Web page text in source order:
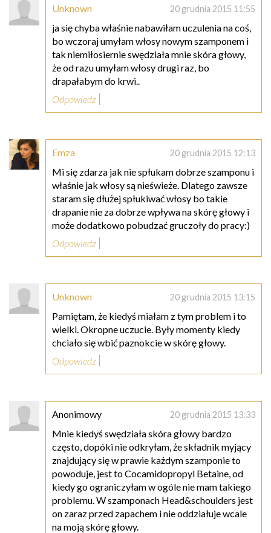
Unknown 20 grudnia 2015 11:55
ja się chyba właśnie nabawiłam uczulenia na coś,
bo wczoraj umyłam włosy nowym szamponem i
tak niemiłosiernie swędziała mnie skóra głowy,
że od razu umyłam włosy drugi raz, bo
drapałabym do krwi..
Odpowiedz
Emza 20 grudnia 2015 12:13
Mi się zdarza jak nie spłukam dobrze szamponu i
właśnie jak włosy są nieświeże. Dlatego zawsze
staram się dłużej spłukiwać włosy bo takie
drapanie nie za dobrze wpływa na skórę głowy i
może dodatkowo pobudzać gruczoły do pracy:)
Odpowiedz
Unknown 20 grudnia 2015 13:15
Pamiętam, że kiedyś miałam z tym problem i to
wielki. Okropne uczucie. Były momenty kiedy
chciało się wbić paznokcie w skórę głowy.
Odpowiedz
Anonimowy 20 grudnia 2015 13:33
Mnie kiedyś swędziała skóra głowy bardzo
często, dopóki nie odkryłam, że składnik myjący
znajdujący się w prawie każdym szamponie to
powoduje, jest to Cocamidopropyl Betaine, od
kiedy go ograniczyłam w ogóle nie mam takiego
problemu. W szamponach Head&schoulders jest
on zaraz przed zapachem i nie oddziałuje wcale
na moją skórę głowy.